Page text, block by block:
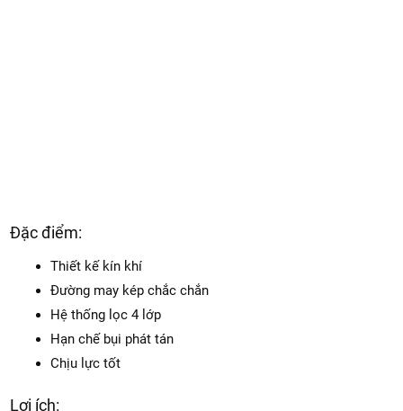
Đặc điểm:
Thiết kế kín khí
Đường may kép chắc chắn
Hệ thống lọc 4 lớp
Hạn chế bụi phát tán
Chịu lực tốt
Lợi ích: